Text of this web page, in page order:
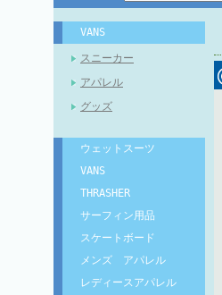
VANS
スニーカー
アパレル
グッズ
ウェットスーツ
VANS
THRASHER
サーフィン用品
スケートボード
メンズ アパレル
レディースアパレル